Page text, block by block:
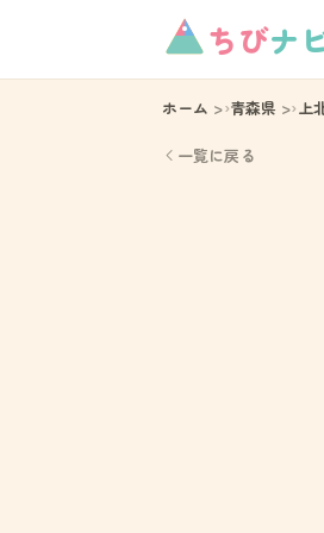
ちびナ
ホーム 青森県 上
一覧に戻る